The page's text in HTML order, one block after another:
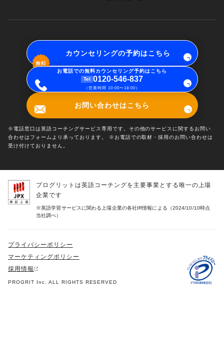
お問い合わせはこちら
※電話窓口は英語コーチングサービス専用です。その他のサービスに関するお問い
合わせはフォームより承っております。 ※お電話での取材・採用のお問い合わせは
受け付けておりません。
カウンセリングの予約はこちら
お電話での無料カウンセリング予約はこちら
Tel
0120-546-837
（営業時間 10:00〜18:00）
プログリットは英語コーチングを主要事業とする唯一の上場
企業です
※英語学習サービスに関わる上場企業の各社IR情報による（2024/10/10時点
当社調べ）
プライバシーポリシー
マーケティングポリシー
採用情報
PROGRIT Inc. ALL RIGHTS RESERVED